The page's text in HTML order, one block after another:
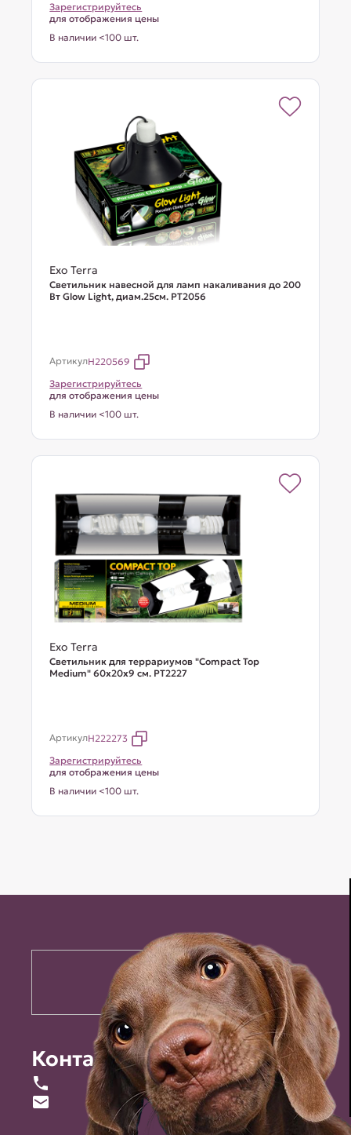
Зарегистрируйтесь
для отображения цены
В наличии <100 шт.
Exo Terra
Светильник навесной для ламп накаливания до 200
Вт Glow Light, диам.25см. PT2056
АртикулH220569
Зарегистрируйтесь
для отображения цены
В наличии <100 шт.
Exo Terra
Cветильник для террариумов "Compact Top
Medium" 60х20х9 см. PT2227
АртикулH222273
Зарегистрируйтесь
для отображения цены
В наличии <100 шт.
Контакты